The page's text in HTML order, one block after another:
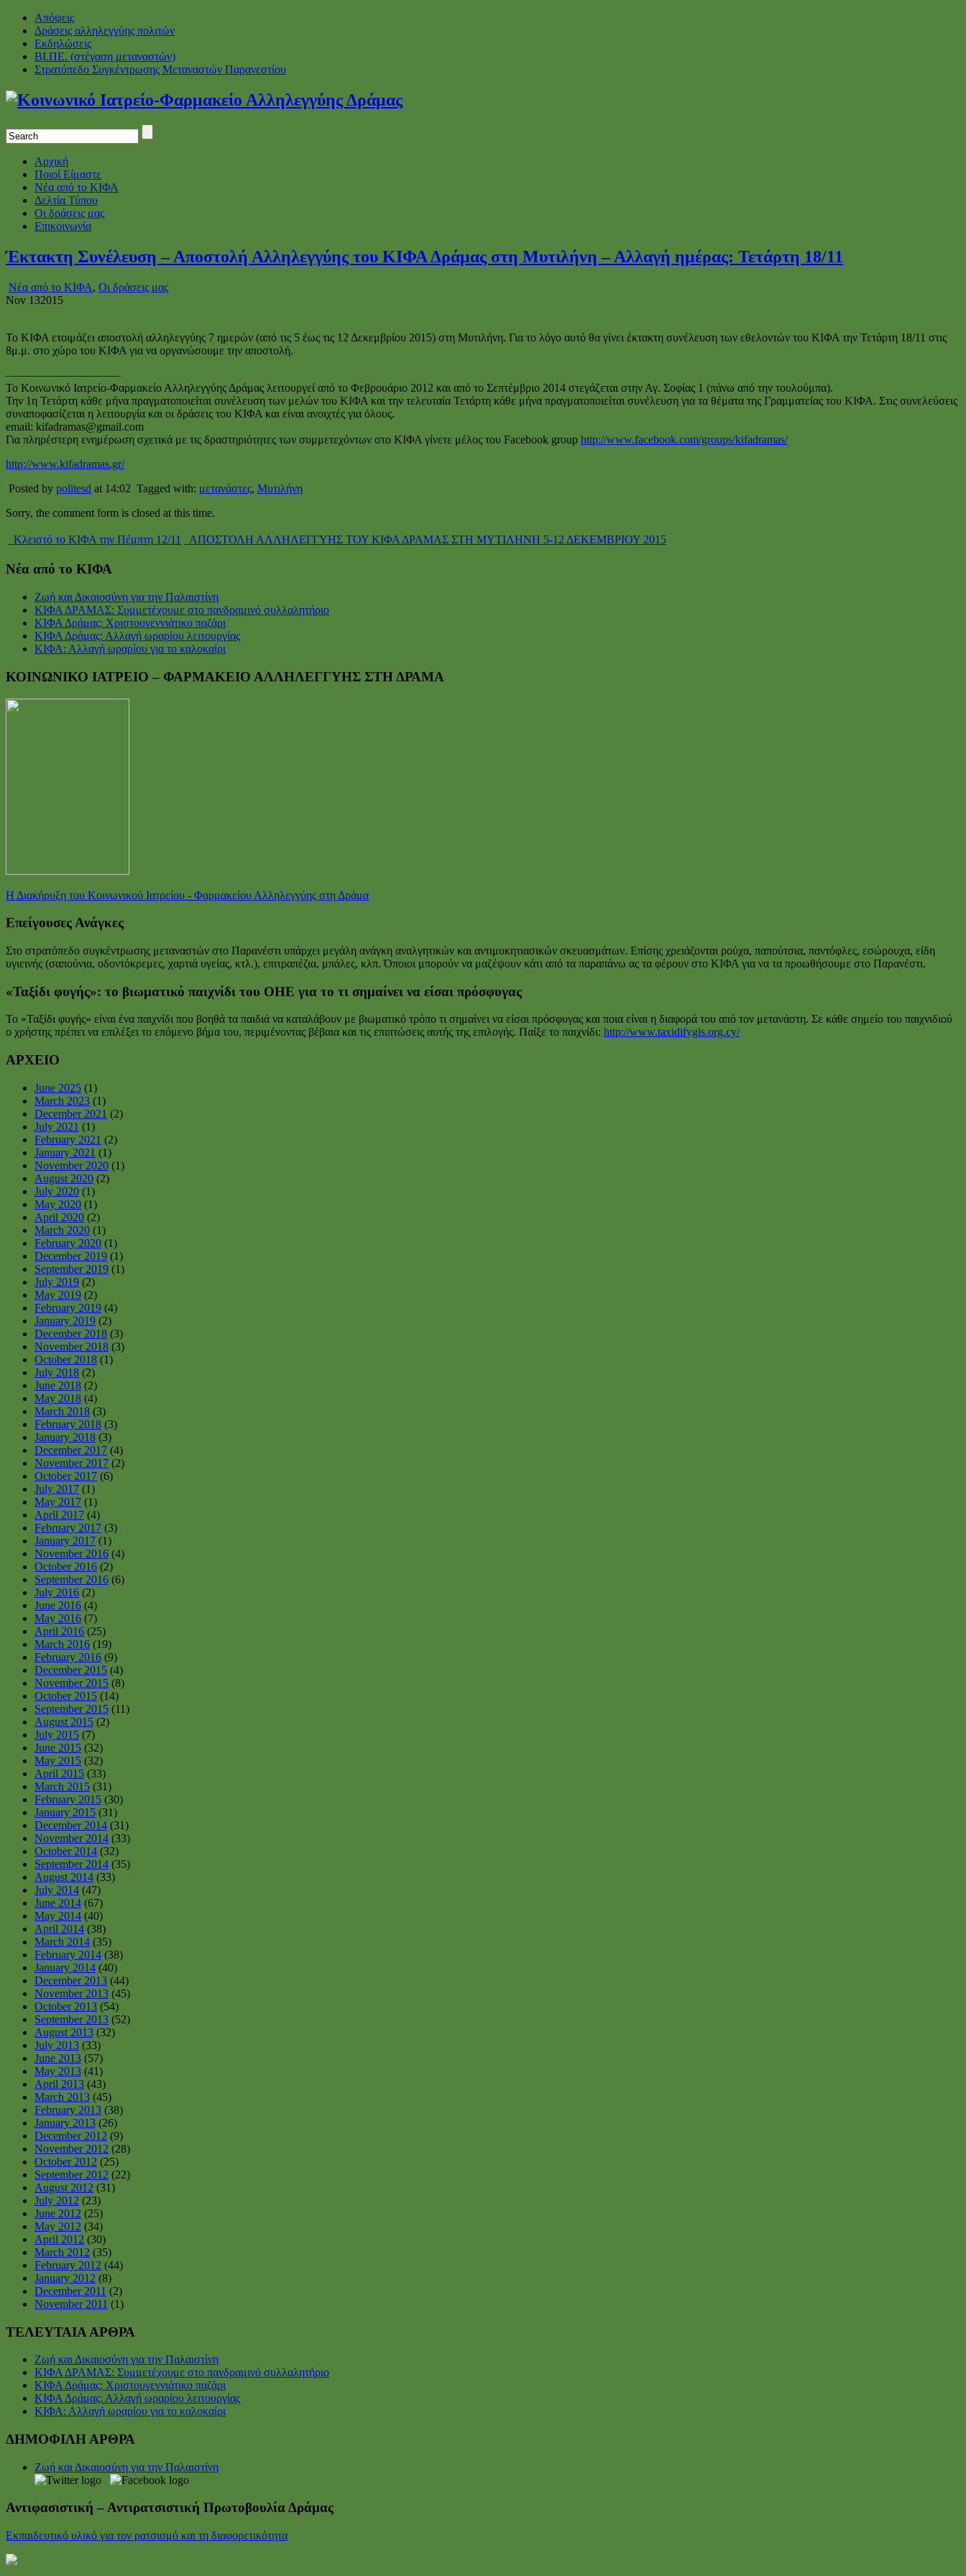
Απόψεις
Δράσεις αλληλεγγύης πολιτών
Εκδηλώσεις
ΒΙ.ΠΕ. (στέγαση μεταναστών)
Στρατόπεδο Συγκέντρωσης Μεταναστών Παρανεστίου
Αρχική
Ποιοί Είμαστε
Νέα από το ΚΙΦΑ
Δελτία Τύπου
Οι δράσεις μας
Επικοινωνία
Έκτακτη Συνέλευση – Αποστολή Αλληλεγγύης του ΚΙΦΑ Δράμας στη Μυτιλήνη – Αλλαγή ημέρας: Τετάρτη 18/11
Νέα από το ΚΙΦΑ, Οι δράσεις μας
Nov 132015
Το ΚΙΦΑ ετοιμάζει αποστολή αλληλεγγύης 7 ημερών (από τις 5 έως τις 12 Δεκεμβρίου 2015) στη Μυτιλήνη. Για το λόγο αυτό θα γίνει έκτακτη συνέλευση των εθελοντών του ΚΙΦΑ την Τετάρτη 18/11 στις
8μ.μ. στο χώρο του ΚΙΦΑ για να οργανώσουμε την αποστολή.
——————————
Το Κοινωνικό Ιατρείο-Φαρμακείο Αλληλεγγύης Δράμας λειτουργεί από το Φεβρουάριο 2012 και από το Σεπτέμβριο 2014 στεγάζεται στην Αγ. Σοφίας 1 (πάνω από την τουλούμπα).
Την 1η Τετάρτη κάθε μήνα πραγματοποιείται συνέλευση των μελών του ΚΙΦΑ και την τελευταία Τετάρτη κάθε μήνα πραγματοποιείται συνέλευση για τα θέματα της Γραμματείας του ΚΙΦΑ. Στις συνελεύσεις
συναποφασίζεται η λειτουργία και οι δράσεις του ΚΙΦΑ και είναι ανοιχτές για όλους.
email: kifadramas@gmail.com
Για πληρέστερη ενημέρωση σχετικά με τις δραστηριότητες των συμμετεχόντων στο ΚΙΦΑ γίνετε μέλος του Facebook group http://www.facebook.com/groups/kifadramas/
http://www.kifadramas.gr/
Posted by politesd at 14:02 Tagged with: μετανάστες, Μυτιλήνη
Sorry, the comment form is closed at this time.
Κλειστό το ΚΙΦΑ την Πέμπτη 12/11 ΑΠΟΣΤΟΛΗ ΑΛΛΗΛΕΓΓΥΗΣ ΤΟΥ ΚΙΦΑ ΔΡΑΜΑΣ ΣΤΗ ΜΥΤΙΛΗΝΗ 5-12 ΔΕΚΕΜΒΡΙΟΥ 2015
Νέα από το ΚΙΦΑ
Ζωή και Δικαιοσύνη για την Παλαιστίνη
ΚΙΦΑ ΔΡΑΜΑΣ: Συμμετέχουμε στο πανδραμινό συλλαλητήριο
ΚΙΦΑ Δράμας: Χριστουγεννιάτικο παζάρι
ΚΙΦΑ Δράμας: Αλλαγή ωραρίου λειτουργίας
ΚΙΦΑ: Αλλαγή ωραρίου για το καλοκαίρι
ΚΟΙΝΩΝΙΚΟ ΙΑΤΡΕΙΟ – ΦΑΡΜΑΚΕΙΟ ΑΛΛΗΛΕΓΓΥΗΣ ΣΤΗ ΔΡΑΜΑ
Η Διακήρυξη του Κοινωνικού Ιατρείου - Φαρμακείου Αλληλεγγύης στη Δράμα
Επείγουσες Ανάγκες
Στο στρατόπεδο συγκέντρωσης μεταναστών στο Παρανέστι υπάρχει μεγάλη ανάγκη αναλγητικών και αντιμυκητιασικών σκευασμάτων. Επίσης χρειάζονται ρούχα, παπούτσια, παντόφλες, εσώρουχα, είδη
υγιεινής (σαπούνια, οδοντόκρεμες, χαρτιά υγείας, κτλ.), επιτραπέζια, μπάλες, κλπ. Όποιοι μπορούν να μαζέψουν κάτι από τα παραπάνω ας τα φέρουν στο ΚΙΦΑ για να τα προωθήσουμε στο Παρανέστι.
«Ταξίδι φυγής»: το βιωματικό παιχνίδι του ΟΗΕ για το τι σημαίνει να είσαι πρόσφυγας
To «Ταξίδι φυγής» είναι ένα παιχνίδι που βοηθά τα παιδιά να καταλάβουν με βιωματικό τρόπο τι σημαίνει να είσαι πρόσφυγας και ποια είναι η διαφορά του από τον μετανάστη. Σε κάθε σημείο του παιχνιδιού
ο χρήστης πρέπει να επιλέξει το επόμενο βήμα του, περιμένοντας βέβαια και τις επιπτώσεις αυτής της επιλογής. Παίξε το παιχνίδι: http://www.taxidifygis.org.cy/
ΑΡΧΕΙΟ
June 2025 (1)
March 2023 (1)
December 2021 (2)
July 2021 (1)
February 2021 (2)
January 2021 (1)
November 2020 (1)
August 2020 (2)
July 2020 (1)
May 2020 (1)
April 2020 (2)
March 2020 (1)
February 2020 (1)
December 2019 (1)
September 2019 (1)
July 2019 (2)
May 2019 (2)
February 2019 (4)
January 2019 (2)
December 2018 (3)
November 2018 (3)
October 2018 (1)
July 2018 (2)
June 2018 (2)
May 2018 (4)
March 2018 (3)
February 2018 (3)
January 2018 (3)
December 2017 (4)
November 2017 (2)
October 2017 (6)
July 2017 (1)
May 2017 (1)
April 2017 (4)
February 2017 (3)
January 2017 (1)
November 2016 (4)
October 2016 (2)
September 2016 (6)
July 2016 (2)
June 2016 (4)
May 2016 (7)
April 2016 (25)
March 2016 (19)
February 2016 (9)
December 2015 (4)
November 2015 (8)
October 2015 (14)
September 2015 (11)
August 2015 (2)
July 2015 (7)
June 2015 (32)
May 2015 (32)
April 2015 (33)
March 2015 (31)
February 2015 (30)
January 2015 (31)
December 2014 (31)
November 2014 (33)
October 2014 (32)
September 2014 (35)
August 2014 (33)
July 2014 (47)
June 2014 (67)
May 2014 (40)
April 2014 (38)
March 2014 (35)
February 2014 (38)
January 2014 (40)
December 2013 (44)
November 2013 (45)
October 2013 (54)
September 2013 (52)
August 2013 (32)
July 2013 (33)
June 2013 (57)
May 2013 (41)
April 2013 (43)
March 2013 (45)
February 2013 (38)
January 2013 (26)
December 2012 (9)
November 2012 (28)
October 2012 (25)
September 2012 (22)
August 2012 (31)
July 2012 (23)
June 2012 (25)
May 2012 (34)
April 2012 (30)
March 2012 (35)
February 2012 (44)
January 2012 (8)
December 2011 (2)
November 2011 (1)
ΤΕΛΕΥΤΑΙΑ ΑΡΘΡΑ
Ζωή και Δικαιοσύνη για την Παλαιστίνη
ΚΙΦΑ ΔΡΑΜΑΣ: Συμμετέχουμε στο πανδραμινό συλλαλητήριο
ΚΙΦΑ Δράμας: Χριστουγεννιάτικο παζάρι
ΚΙΦΑ Δράμας: Αλλαγή ωραρίου λειτουργίας
ΚΙΦΑ: Αλλαγή ωραρίου για το καλοκαίρι
ΔΗΜΟΦΙΛΗ ΑΡΘΡΑ
Ζωή και Δικαιοσύνη για την Παλαιστίνη
Αντιφασιστική – Αντιρατσιστική Πρωτοβουλία Δράμας
Εκπαιδευτικό υλικό για τον ρατσισμό και τη διαφορετικότητα